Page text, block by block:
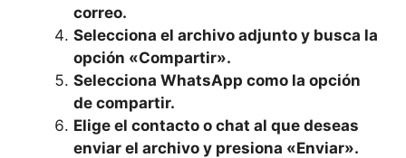
‌correo.
Selecciona el archivo adjunto y busca la
opción «Compartir».
Selecciona WhatsApp como la opción
de compartir.
Elige ‌el⁣ contacto o ⁢chat al que deseas
enviar el archivo y​ presiona⁣ «Enviar».